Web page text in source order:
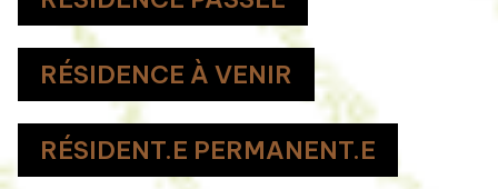
RÉSIDENCE À VENIR
RÉSIDENT.E PERMANENT.E